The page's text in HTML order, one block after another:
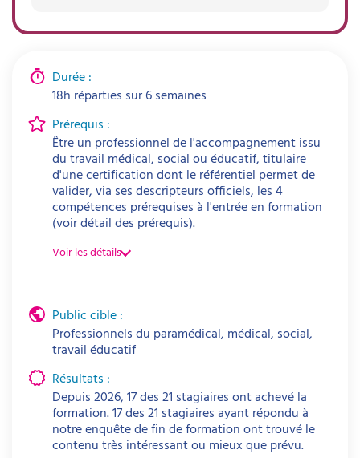
Durée :
18h réparties sur 6 semaines
Prérequis :
Être un professionnel de l'accompagnement issu
du travail médical, social ou éducatif, titulaire
d'une certification dont le référentiel permet de
valider, via ses descripteurs officiels, les 4
compétences prérequises à l'entrée en formation
(voir détail des prérequis).
Voir les détails
Infirmier en pratique avancée (IPA) –
RNCP 38988
Orthophoniste – RNCP 38986
Psychologue (master mention psychologie)
– RNCP 39025
Public cible :
Professionnels du paramédical, médical, social,
travail éducatif
Résultats :
Depuis 2026, 17 des 21 stagiaires ont achevé la
formation. 17 des 21 stagiaires ayant répondu à
notre enquête de fin de formation ont trouvé le
contenu très intéressant ou mieux que prévu.